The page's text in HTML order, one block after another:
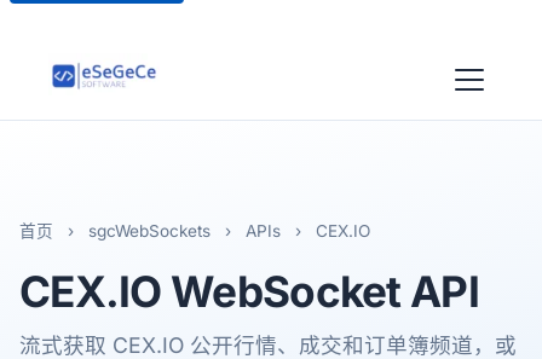
首页 › sgcWebSockets › APIs › CEX.IO
CEX.IO WebSocket API
流式获取 CEX.IO 公开行情、成交和订单簿频道，或